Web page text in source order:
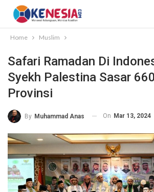
Home Muslim
Safari Ramadan Di
Syekh Palestina Sasar
Provinsi
By Muhammad Anas On Mar 13, 2024